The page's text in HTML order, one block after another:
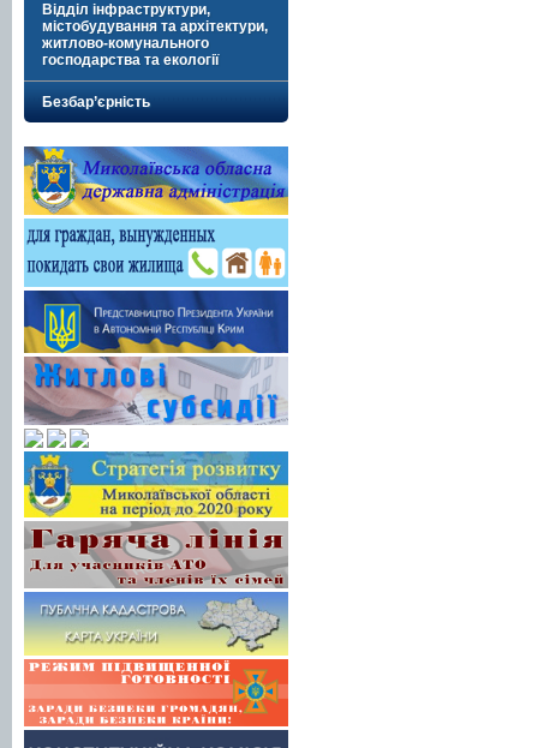
Відділ інфраструктури,
містобудування та архітектури,
житлово-комунального
господарства та екології
Безбар’єрність